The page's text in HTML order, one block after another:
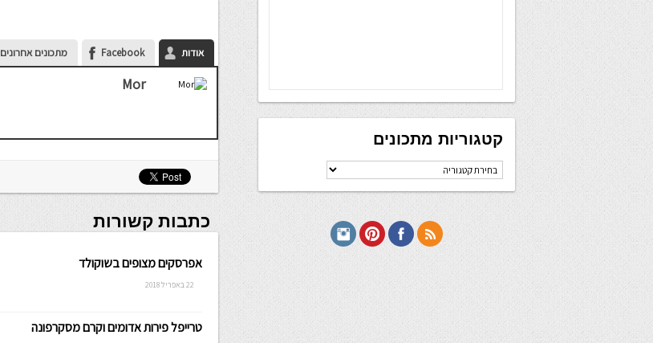
אודות Facebook מתכונים אחרונים
Mor
כתבות קשורות
אפרסקים מצופים בשוקולד
22 באפריל 2018
טרייפל פירות אדומים וקרם מסקרפונה
קטגוריות מתכונים
קטגוריות
מתכונים